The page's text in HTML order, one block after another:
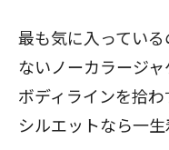
最も気に入ってい
ないノーカラージ
ボディラインを拾
シルエットなら一生